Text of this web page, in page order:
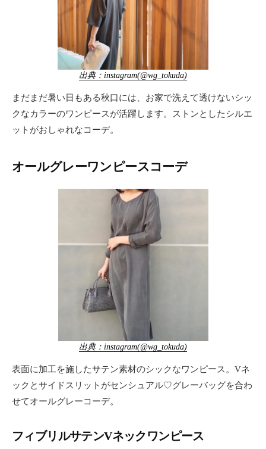
出典：instagram(@wg_tokuda)
まだまだ暑い日もある秋口には、お家で洗えて透けないシッ
クなカラーのワンピースが活躍します。ストンとしたシルエ
ットがおしゃれなコーデ。
オールグレーワンピースコーデ
出典：instagram(@wg_tokuda)
表面に加工を施したサテン素材のシックなワンピース。Vネ
ックとサイドスリットがセンシュアル♡グレーバッグを合わ
せてオールグレーコーデ。
フィブリルサテンVネックワンピース